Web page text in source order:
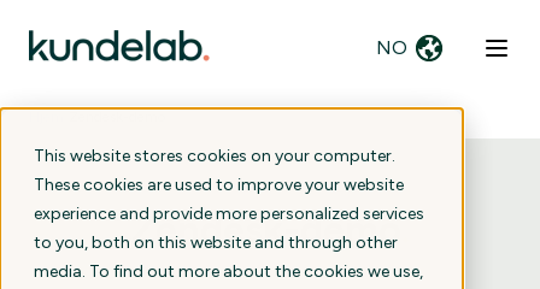
This website stores cookies on your computer.
These cookies are used to improve your website
experience and provide more personalized services
to you, both on this website and through other
media. To find out more about the cookies we use,
NO
Zendesk-demo.